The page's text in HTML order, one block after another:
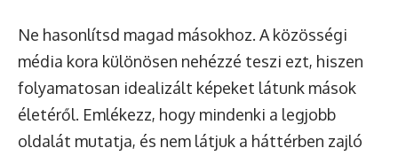
Ne hasonlítsd magad másokhoz. A közösségi
média kora különösen nehézzé teszi ezt, hiszen
folyamatosan idealizált képeket látunk mások
életéről. Emlékezz, hogy mindenki a legjobb
oldalát mutatja, és nem látjuk a háttérben zajló